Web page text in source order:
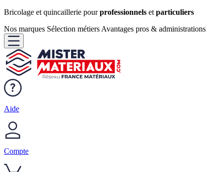
Bricolage et quincaillerie pourprofessionnels et particuliers
Nos marques Sélection métiers Avantages pros & administrations
Aide
Compte